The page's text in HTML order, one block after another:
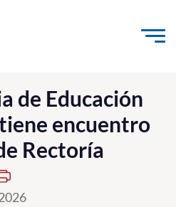
contenido
Innovación
de Educación
encuentro
Rectoría